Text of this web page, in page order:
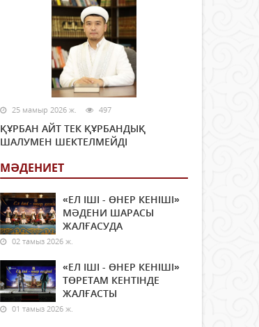
25 мамыр 2026 ж. 497
ҚҰРБАН АЙТ ТЕК ҚҰРБАНДЫҚ
ШАЛУМЕН ШЕКТЕЛМЕЙДІ
МӘДЕНИЕТ
«ЕЛ ІШІ - ӨНЕР КЕНІШІ»
МӘДЕНИ ШАРАСЫ
ЖАЛҒАСУДА
02 тамыз 2026 ж.
«ЕЛ ІШІ - ӨНЕР КЕНІШІ»
ТӨРЕТАМ КЕНТІНДЕ
ЖАЛҒАСТЫ
01 тамыз 2026 ж.